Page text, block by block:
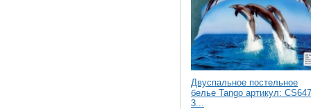
Двуcпальное постельное
белье Tango артикул:
3...